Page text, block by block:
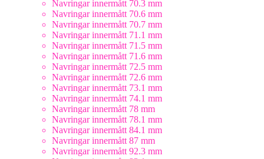
Navringar innermått 70.3 mm
Navringar innermått 70.6 mm
Navringar innermått 70.7 mm
Navringar innermått 71.1 mm
Navringar innermått 71.5 mm
Navringar innermått 71.6 mm
Navringar innermått 72.5 mm
Navringar innermått 72.6 mm
Navringar innermått 73.1 mm
Navringar innermått 74.1 mm
Navringar innermått 78 mm
Navringar innermått 78.1 mm
Navringar innermått 84.1 mm
Navringar innermått 87 mm
Navringar innermått 92.3 mm